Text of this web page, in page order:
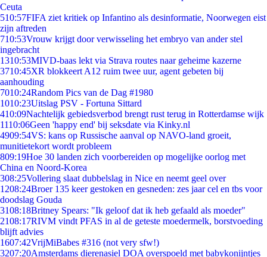
Ceuta
510:57FIFA ziet kritiek op Infantino als desinformatie, Noorwegen eist
zijn aftreden
710:53Vrouw krijgt door verwisseling het embryo van ander stel
ingebracht
1310:53MIVD-baas lekt via Strava routes naar geheime kazerne
3710:45XR blokkeert A12 ruim twee uur, agent gebeten bij
aanhouding
7010:24Random Pics van de Dag #1980
1010:23Uitslag PSV - Fortuna Sittard
410:09Nachtelijk gebiedsverbod brengt rust terug in Rotterdamse wijk
1110:06Geen 'happy end' bij seksdate via Kinky.nl
4909:54VS: kans op Russische aanval op NAVO-land groeit,
munitietekort wordt probleem
809:19Hoe 30 landen zich voorbereiden op mogelijke oorlog met
China en Noord-Korea
308:25Vollering slaat dubbelslag in Nice en neemt geel over
1208:24Broer 135 keer gestoken en gesneden: zes jaar cel en tbs voor
doodslag Gouda
3108:18Britney Spears: "Ik geloof dat ik heb gefaald als moeder"
2108:17RIVM vindt PFAS in al de geteste moedermelk, borstvoeding
blijft advies
1607:42VrijMiBabes #316 (not very sfw!)
3207:20Amsterdams dierenasiel DOA overspoeld met babykonijntjes